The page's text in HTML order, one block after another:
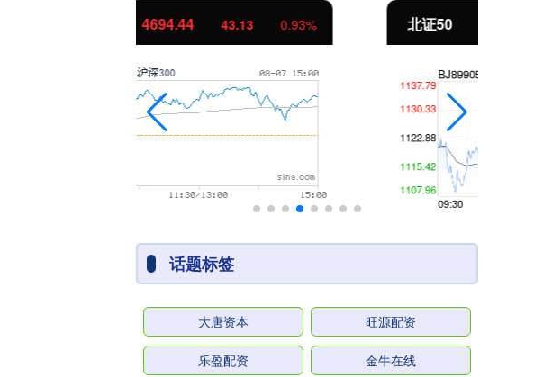
北证50 1134.24 1.01%
话题标签
大唐资本 旺源配资
乐盈配资 金牛在线